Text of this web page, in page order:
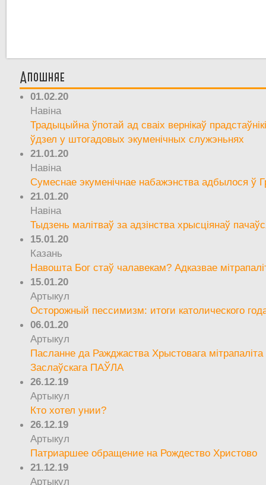
Апошняе
01.02.20
Навіна
Традыцыйна ўпотай ад сваіх вернікаў
ўдзел у штогадовых экуменічных служэньнях
21.01.20
Навіна
Сумеснае экуменічнае набажэнства адбылося ў
21.01.20
Навіна
Тыдзень малітваў за адзінства хрысціянаў
15.01.20
Казань
Навошта Бог стаў чалавекам? Адказвае
15.01.20
Артыкул
Осторожный пессимизм: итоги католического
06.01.20
Артыкул
Пасланне да Ражджаства Хрыстовага мітрапаліта
Заслаўскага ПАЎЛА
26.12.19
Артыкул
Кто хотел унии?
26.12.19
Артыкул
Патриаршее обращение на Рождество Христово
21.12.19
Артыкул